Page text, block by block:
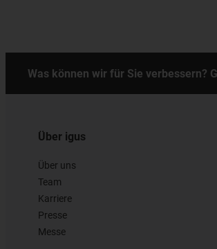
Was können wir für Sie verbessern?
Über igus
Über uns
Team
Karriere
Presse
Messe